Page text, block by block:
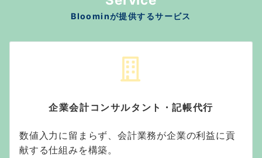
Bloominが提供するサービス
企業会計コンサルタント・記帳代行
数値入力に留まらず、会計業務が企業の利益に貢
献する仕組みを構築。